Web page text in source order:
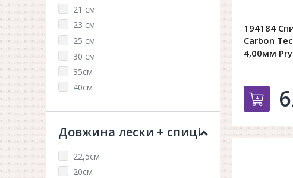
21 см
23 см
25 см
30 см
35см
40см
Довжина лески + спиці
22,5см
20см
194184
Carbon
4,00мм